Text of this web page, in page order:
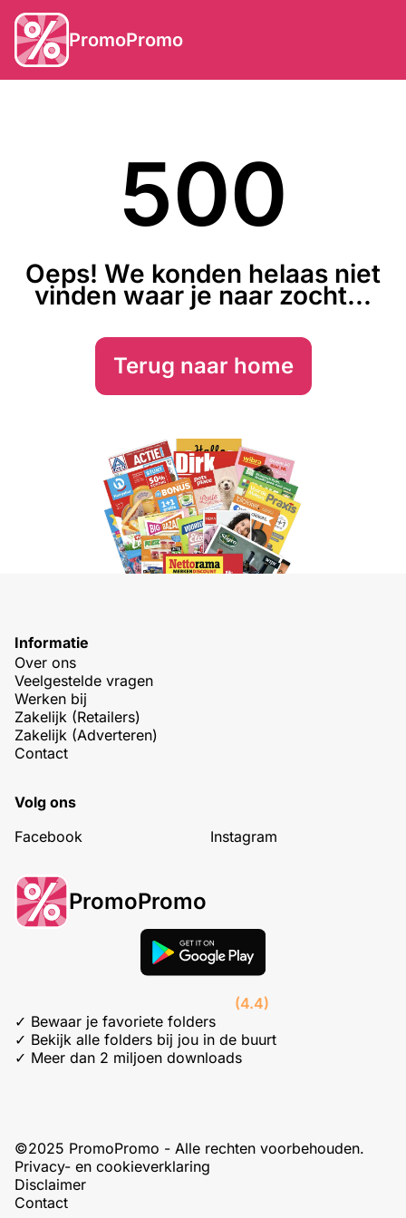
PromoPromo
500
Oeps! We konden helaas niet
vinden waar je naar zocht...
Terug naar home
Informatie
Over ons
Veelgestelde vragen
Werken bij
Zakelijk (Retailers)
Zakelijk (Adverteren)
Contact
Volg ons
Facebook
Instagram
PromoPromo
(4.4)
✓ Bewaar je favoriete folders
✓ Bekijk alle folders bij jou in de buurt
✓ Meer dan 2 miljoen downloads
©2025 PromoPromo - Alle rechten voorbehouden.
Privacy- en cookieverklaring
Disclaimer
Contact